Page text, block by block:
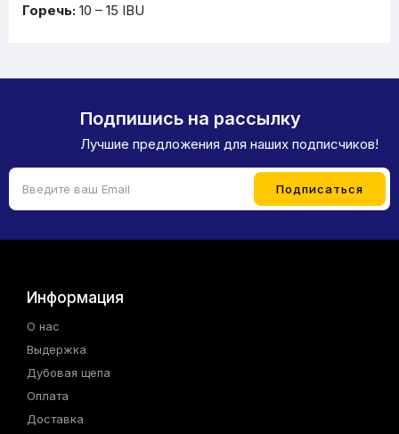
Горечь: 10 – 15 IBU
Подпишись на рассылку
Лучшие предложения для наших подписчиков!
Информация
О нас
Выдержка
Дубовая щепа
Оплата
Доставка